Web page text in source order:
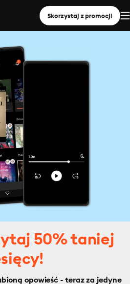
Skorzystaj z promocji
50% taniej
opowieść - teraz za jedyne